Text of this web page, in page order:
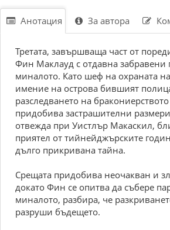
Анотация За автора
Третата, завършваща част от
Фин Маклауд с отдавна забравени
миналото. Като шеф на охраната
имение на острова бившият
разследването на
придобива застрашителни
отвежда при Уистлър Макаскил,
приятел от тийнейджърските
дълго прикривана тайна.
Срещата придобива неочакван и
докато Фин се опитва да събере
миналото, разбира, че
разруши бъдещето.